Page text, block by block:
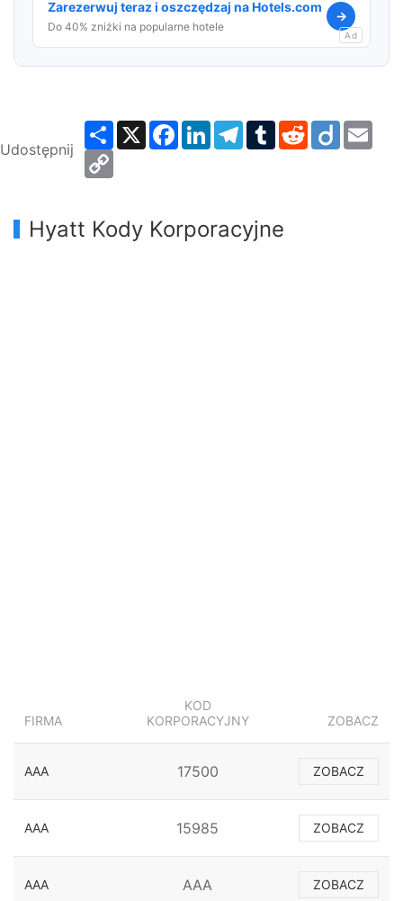
Zarezerwuj teraz i oszczędzaj na Hotels.com
Do 40% zniżki na popularne hotele
→
Ad
Udostępnij
ShareX Facebook
LinkedInTelegram
TumblrRedditDiigo
Hyatt Kody Korporacyjne
FIRMA
KOD
KORPORACYJNY
ZOBACZ
AAA 17500 ZOBACZ
AAA 15985 ZOBACZ
AAA AAA ZOBACZ